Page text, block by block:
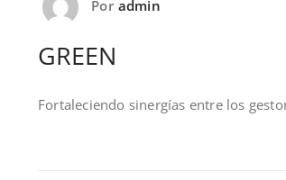
Por admin
GREEN
Fortaleciendo sinergías entre los